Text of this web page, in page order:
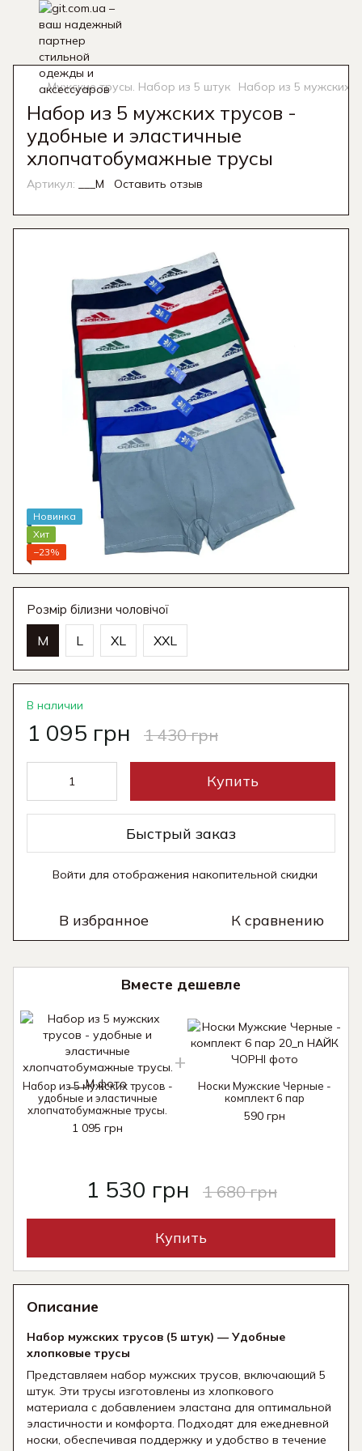
Мужские трусы. Набор из 5 штук Набор из 5 мужских
Набор из 5 мужских трусов -
удобные и эластичные
хлопчатобумажные трусы
Артикул: ___M Оставить отзыв
Новинка
Хит
−23%
Розмір білизни чоловічої
M L XL XXL
В наличии
1 095 грн 1 430 грн
Купить
Быстрый заказ
Войти для отображения накопительной скидки
В избранное К сравнению
Вместе дешевле
Набор из 5 мужских трусов -
удобные и эластичные
хлопчатобумажные трусы.
1 095 грн
Носки Мужские Черные -
комплект 6 пар
590 грн
1 530 грн 1 680 грн
Купить
Описание
Набор мужских трусов (5 штук) — Удобные
хлопковые трусы
Представляем набор мужских трусов, включающий 5
штук. Эти трусы изготовлены из хлопкового
материала с добавлением эластана для оптимальной
эластичности и комфорта. Подходят для ежедневной
носки, обеспечивая поддержку и удобство в течение